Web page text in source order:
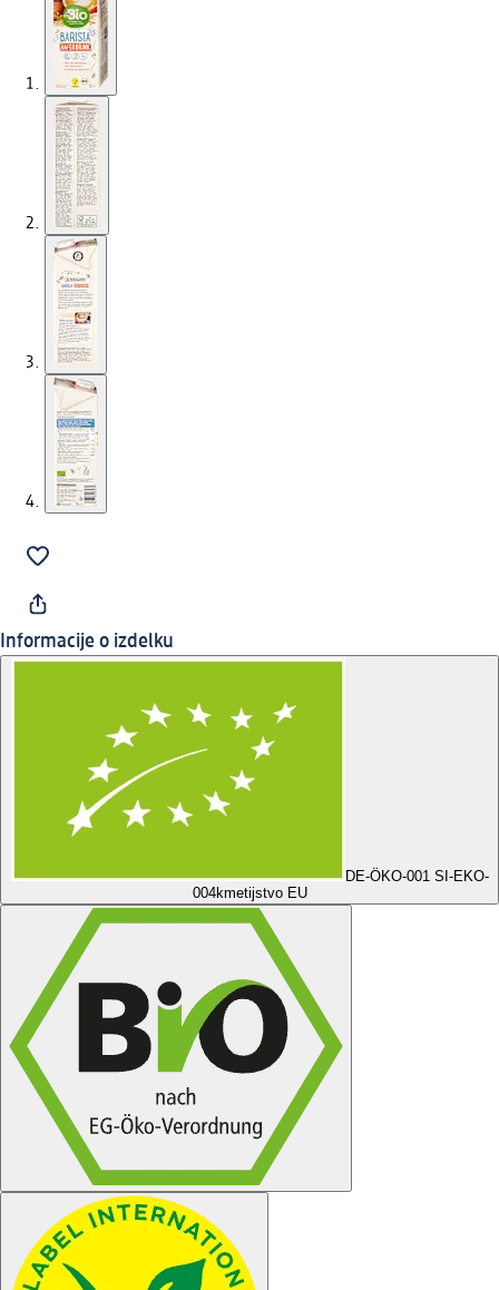
Informacije o izdelku
DE-ÖKO-001 SI-EKO-
004kmetijstvo EU